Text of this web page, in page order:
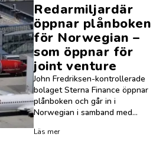
Redarmiljardär
öppnar plånboken
för Norwegian –
som öppnar för
joint venture
John Fredriksen-kontrollerade
bolaget Sterna Finance öppnar
plånboken och går in i
Norwegian i samband med...
Läs mer